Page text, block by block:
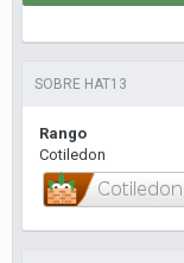
SOBRE HAT13
Rango
Cotiledon